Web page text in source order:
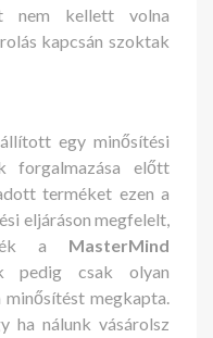
nem kellett volna
kapcsán szoktak
egy minősítési
forgalmazása előtt
terméket ezen a
eljáráson megfelelt,
a MasterMind
pedig csak olyan
megkapta.
ha nálunk vásárolsz